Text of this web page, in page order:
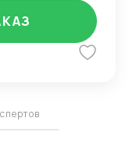
-
-
разово или